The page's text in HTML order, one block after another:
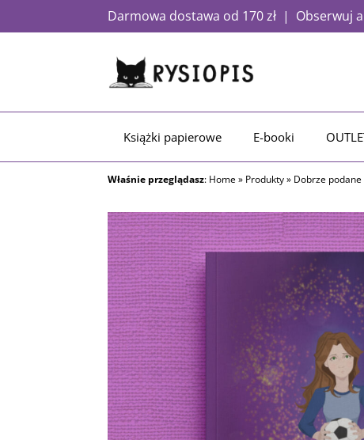
Darmowa dostawa od 170 zł | Obserwuj
Książki papierowe E-booki
Właśnie przeglądasz: Home» Produkty» Dobrze podane